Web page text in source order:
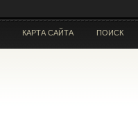
КАРТА САЙТА ПОИСК